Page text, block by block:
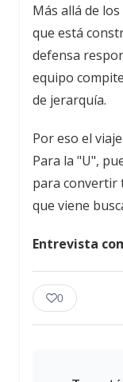
Más allá de
que está
defensa
equipo
de jerarquía.
Por eso el
Para la "U",
para convertir
que viene
Entrevista
0